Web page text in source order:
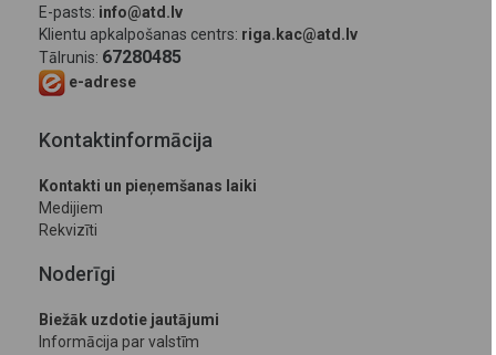
E-pasts: info@atd.lv
Klientu apkalpošanas centrs: riga.kac@atd.lv
Tālrunis: 67280485
e-adrese
Kontaktinformācija
Kontakti un pieņemšanas laiki
Medijiem
Rekvizīti
Noderīgi
Biežāk uzdotie jautājumi
Informācija par valstīm